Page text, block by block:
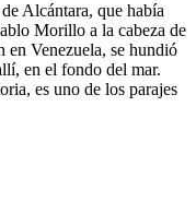
Alcántara, que había
Morillo a la cabeza de
en Venezuela, se hundió
en el fondo del mar.
es uno de los parajes